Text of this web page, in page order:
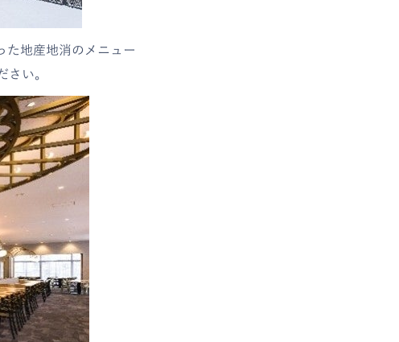
た地産地消のメニュー
さい。